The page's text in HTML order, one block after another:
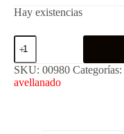
Hay existencias
SKU: 00980 Categorías:
avellanado